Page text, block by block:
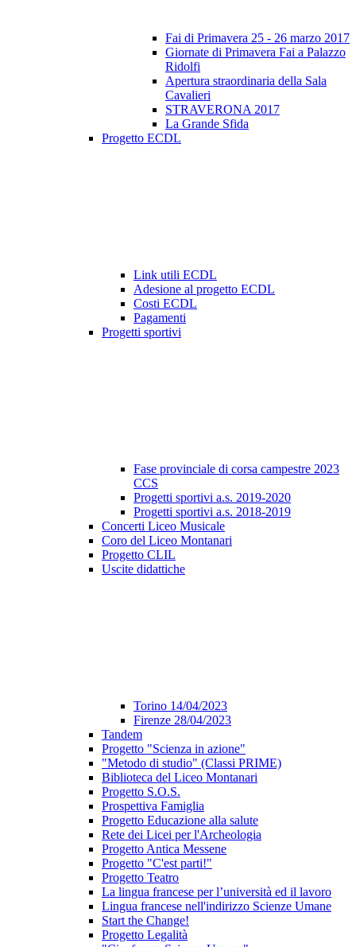
Fai di Primavera 25 - 26 marzo 2017
Giornate di Primavera Fai a Palazzo
Ridolfi
Apertura straordinaria della Sala
Cavalieri
STRAVERONA 2017
La Grande Sfida
Progetto ECDL
Link utili ECDL
Adesione al progetto ECDL
Costi ECDL
Pagamenti
Progetti sportivi
Fase provinciale di corsa campestre 2023
CCS
Progetti sportivi a.s. 2019-2020
Progetti sportivi a.s. 2018-2019
Concerti Liceo Musicale
Coro del Liceo Montanari
Progetto CLIL
Uscite didattiche
Torino 14/04/2023
Firenze 28/04/2023
Tandem
Progetto "Scienza in azione"
"Metodo di studio" (Classi PRIME)
Biblioteca del Liceo Montanari
Progetto S.O.S.
Prospettiva Famiglia
Progetto Educazione alla salute
Rete dei Licei per l'Archeologia
Progetto Antica Messene
Progetto "C'est parti!"
Progetto Teatro
La lingua francese per l’università ed il lavoro
Lingua francese nell'indirizzo Scienze Umane
Start the Change!
Progetto Legalità